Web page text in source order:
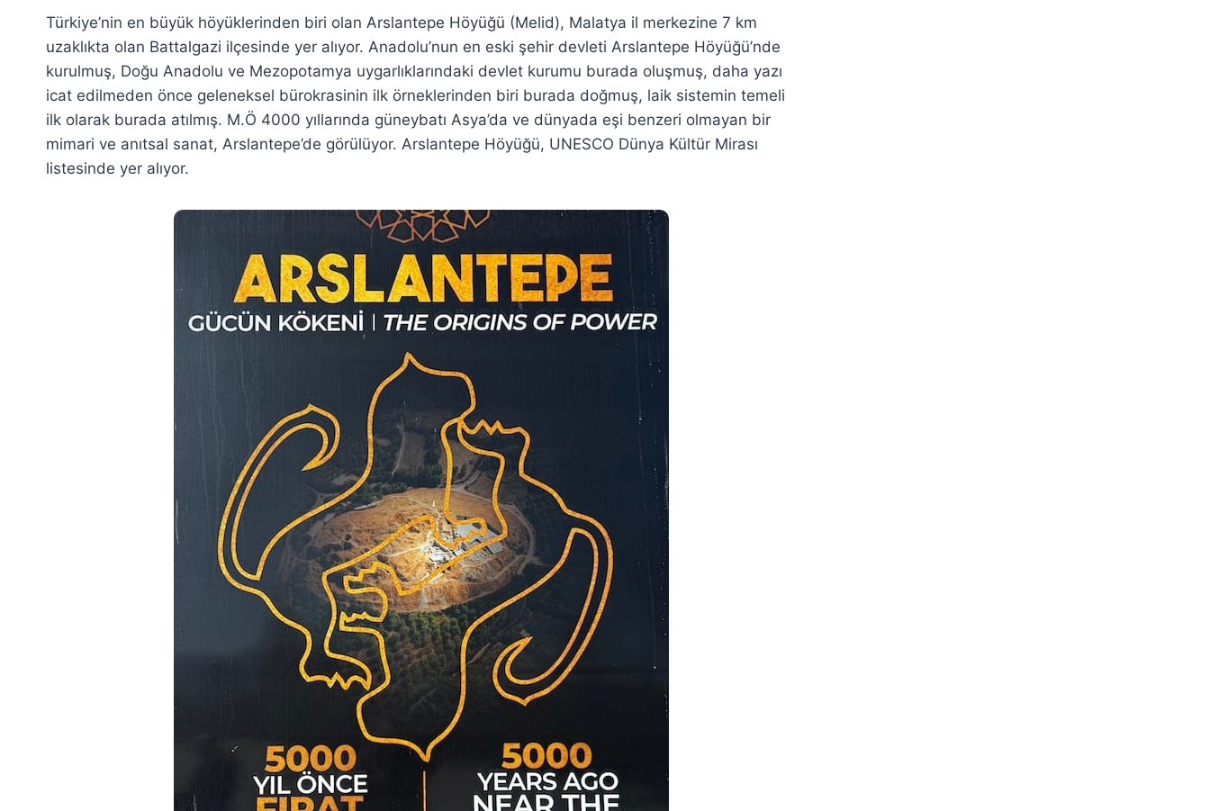
Türkiye’nin en büyük höyüklerinden biri olan Arslantepe Höyüğü (Melid), Malatya il merkezine 7 km
uzaklıkta olan Battalgazi ilçesinde yer alıyor. Anadolu’nun en eski şehir devleti Arslantepe Höyüğü’nde
kurulmuş, Doğu Anadolu ve Mezopotamya uygarlıklarındaki devlet kurumu burada oluşmuş, daha yazı
icat edilmeden önce geleneksel bürokrasinin ilk örneklerinden biri burada doğmuş, laik sistemin temeli
ilk olarak burada atılmış. M.Ö 4000 yıllarında güneybatı Asya’da ve dünyada eşi benzeri olmayan bir
mimari ve anıtsal sanat, Arslantepe’de görülüyor. Arslantepe Höyüğü, UNESCO Dünya Kültür Mirası
listesinde yer alıyor.